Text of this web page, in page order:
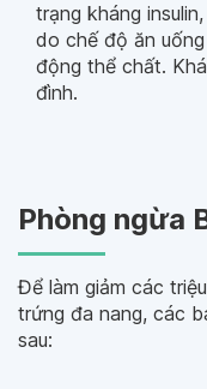
trạng kháng
do chế độ ăn
động thể chất.
đình.
Phòng ngừa
Để làm giảm các
trứng đa nang, các
sau: